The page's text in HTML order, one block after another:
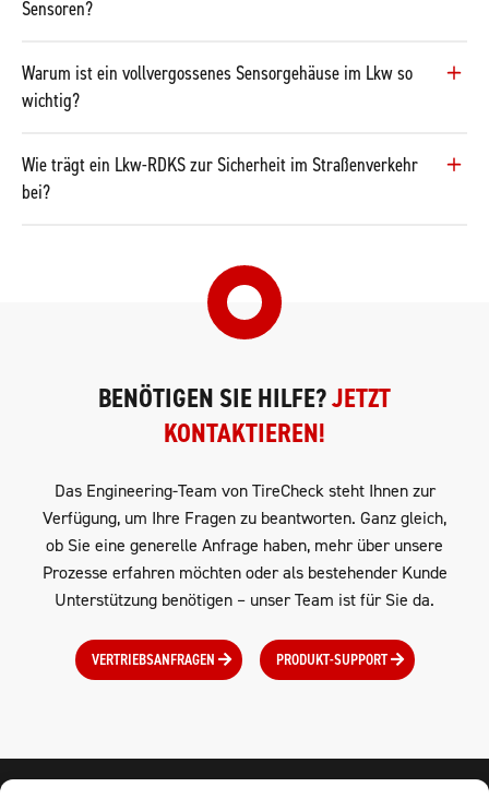
Sensoren?
Warum ist ein vollvergossenes Sensorgehäuse im Lkw so
wichtig?
Wie trägt ein Lkw-RDKS zur Sicherheit im Straßenverkehr
bei?
BENÖTIGEN SIE HILFE?JETZT
KONTAKTIEREN!
Das Engineering-Team von TireCheck steht Ihnen zur
Verfügung, um Ihre Fragen zu beantworten. Ganz gleich,
ob Sie eine generelle Anfrage haben, mehr über unsere
Prozesse erfahren möchten oder als bestehender Kunde
Unterstützung benötigen – unser Team ist für Sie da.
VERTRIEBSANFRAGEN PRODUKT-SUPPORT